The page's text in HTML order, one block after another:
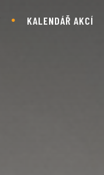
KALENDÁŘ AKCÍ